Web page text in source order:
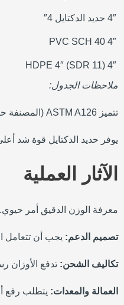
4″ حديد الدكتايل 4″
4″ PVC SCH 40
4″ HDPE 4″ (SDR 11)
ملاحظات الجدول:
تتميز ASTM A126 (المصنفة حسب الضغط) بجدران أكثر سمكًا.
يوفر حديد الدكتايل قوة شد
الآثار العملية
معرفة الوزن الدقيق أمر
تصميم الدعم: يجب أن تتعامل
تكاليف الشحن: تدفع الأوزان
العمالة والمعدات: يتطلب رفع أنبوب يزن 120 رطلاً